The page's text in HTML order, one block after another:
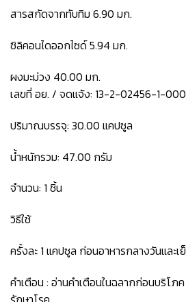
สารสกัดจากทับทิม 6.90 มก.
ซิลิคอนไดออกไซด์ 5.94 มก.
ผงมะม่วง 40.00 มก.
เลขที่ อย. / จดแจ้ง: 13-2-02456-1-
ปริมาณบรรจุ: 30.00 แคปซูล
น้ำหนักรวม: 47.00 กรัม
จำนวน: 1 ชิ้น
วิธีใช้
ครั้งละ 1 แคปซูล ก่อนอาหารกลางวันและเ
คำเตือน : อ่านคำเตือนในฉลากก่อนบริโภ